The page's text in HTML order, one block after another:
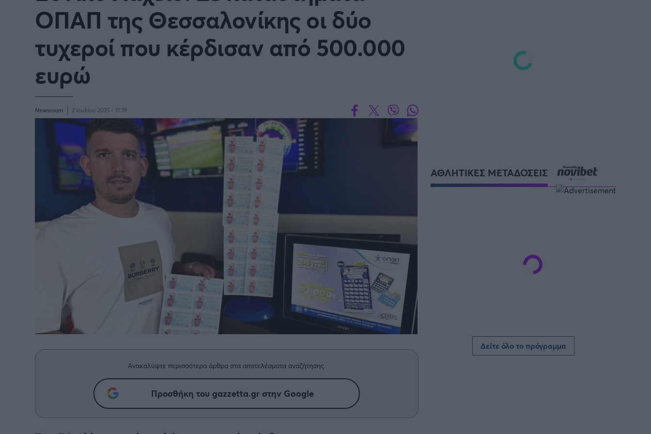
FOLLOW US
ΟΠΑΠ της Θεσσαλονίκης οι δύο
τυχεροί που κέρδισαν από 500.000
ευρώ
Newsroom 2 Ιουλίου 2025 - 17:19
Ανακαλύψτε περισσότερα άρθρα στα αποτελέσματα αναζήτησης.
Προσθήκη του gazzetta.gr στην Google
ΑΘΛΗΤΙΚΕΣ ΜΕΤΑΔΟΣΕΙΣ
Δείτε όλο το πρόγραμμα